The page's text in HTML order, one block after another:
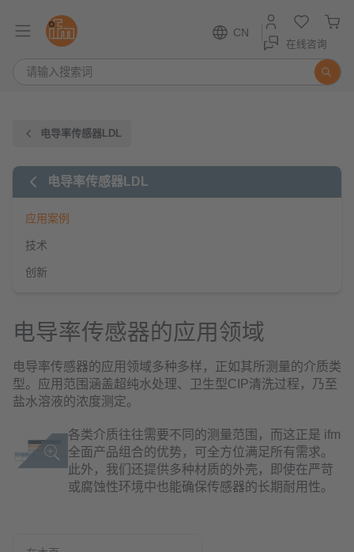
CN
在线咨询
电导率传感器LDL
电导率传感器LDL
应用案例
技术
创新
电导率传感器的应用领域
电导率传感器的应用领域多种多样，正如其所测量的介质类
型。应用范围涵盖超纯水处理、卫生型CIP清洗过程，乃至
盐水溶液的浓度测定。
各类介质往往需要不同的测量范围，而这正是 ifm
全面产品组合的优势，可全方位满足所有需求。
此外，我们还提供多种材质的外壳，即使在严苛
或腐蚀性环境中也能确保传感器的长期耐用性。